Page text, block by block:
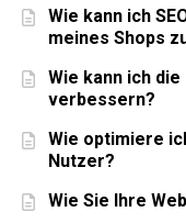
Wie kann ich
meines Shops
Wie kann ich
verbessern?
Wie optimiere
Nutzer?
Wie Sie Ihre